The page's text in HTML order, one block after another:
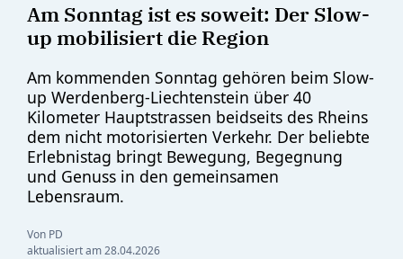
Am Sonntag ist es soweit: Der Slow-
up mobilisiert die Region
Am kommenden Sonntag gehören beim Slow-
up Werdenberg-Liechtenstein über 40
Kilometer Hauptstrassen beidseits des Rheins
dem nicht motorisierten Verkehr. Der beliebte
Erlebnistag bringt Bewegung, Begegnung
und Genuss in den gemeinsamen
Lebensraum.
Von PD
aktualisiert am28.04.2026